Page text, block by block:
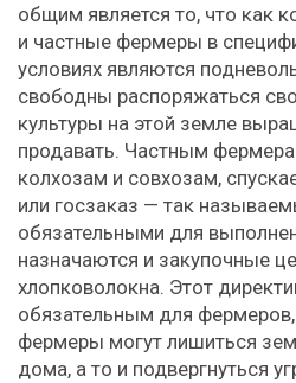
общим является то, что как
и частные фермеры в
условиях являются
свободны распоряжаться
культуры на этой земле
продавать. Частным
колхозам и совхозам,
или госзаказ — так
обязательными для
назначаются и закупочные
хлопковолокна. Этот
обязательным для
фермеры могут лишиться
дома, а то и подвергнуться